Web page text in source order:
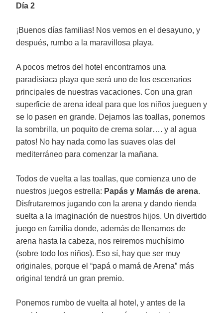
Día 2
¡Buenos días familias! Nos vemos en el desayuno, y
después, rumbo a la maravillosa playa.
A pocos metros del hotel encontramos una
paradisíaca playa que será uno de los escenarios
principales de nuestras vacaciones. Con una gran
superficie de arena ideal para que los niños jueguen y
se lo pasen en grande. Dejamos las toallas, ponemos
la sombrilla, un poquito de crema solar…. y al agua
patos! No hay nada como las suaves olas del
mediterráneo para comenzar la mañana.
Todos de vuelta a las toallas, que comienza uno de
nuestros juegos estrella: Papás y Mamás de arena.
Disfrutaremos jugando con la arena y dando rienda
suelta a la imaginación de nuestros hijos. Un divertido
juego en familia donde, además de llenarnos de
arena hasta la cabeza, nos reiremos muchísimo
(sobre todo los niños). Eso sí, hay que ser muy
originales, porque el “papá o mamá de Arena” más
original tendrá un gran premio.
Ponemos rumbo de vuelta al hotel, y antes de la